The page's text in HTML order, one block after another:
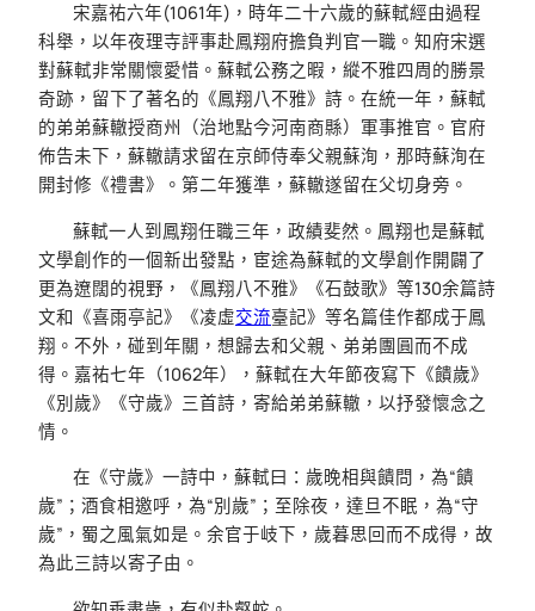
宋嘉祐六年(1061年)，時年二十六歲的蘇軾經由過程
科舉，以年夜理寺評事赴鳳翔府擔負判官一職。知府宋選
對蘇軾非常關懷愛惜。蘇軾公務之暇，縱不雅四周的勝景
奇跡，留下了著名的《鳳翔八不雅》詩。在統一年，蘇軾
的弟弟蘇轍授商州（治地點今河南商縣）軍事推官。官府
佈告未下，蘇轍請求留在京師侍奉父親蘇洵，那時蘇洵在
開封修《禮書》。第二年獲準，蘇轍遂留在父切身旁。
蘇軾一人到鳳翔任職三年，政績斐然。鳳翔也是蘇軾
文學創作的一個新出發點，宦途為蘇軾的文學創作開闢了
更為遼闊的視野，《鳳翔八不雅》《石鼓歌》等130余篇詩
文和《喜雨亭記》《凌虛交流臺記》等名篇佳作都成于鳳
翔。不外，碰到年關，想歸去和父親、弟弟團圓而不成
得。嘉祐七年（1062年），蘇軾在大年節夜寫下《饋歲》
《別歲》《守歲》三首詩，寄給弟弟蘇轍，以抒發懷念之
情。
在《守歲》一詩中，蘇軾曰：歲晚相與饋問，為“饋
歲”；酒食相邀呼，為“別歲”；至除夜，達旦不眠，為“守
歲”，蜀之風氣如是。余官于岐下，歲暮思回而不成得，故
為此三詩以寄子由。